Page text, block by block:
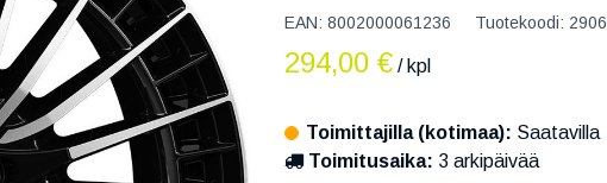
EAN: 8002000061236 Tuotekoodi:
294,00 € / kpl
Toimittajilla (kotimaa): Saatavilla
Toimitusaika: 3 arkipäivää